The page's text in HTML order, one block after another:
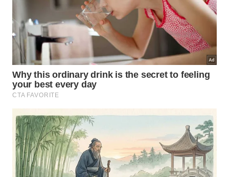
Separação e Reinjeção do Gás
O excesso de gás carbônico exige
equipamentos robustos para separá-lo do
óleo comercializável em alto-mar.